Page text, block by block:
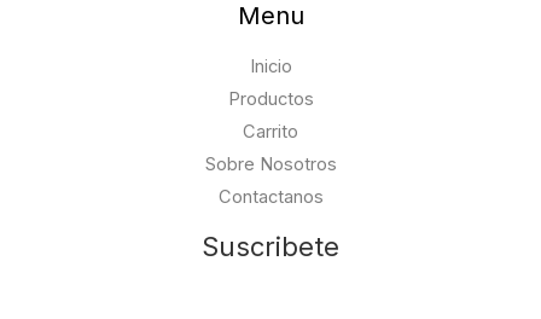
Menu
Inicio
Productos
Carrito
Sobre Nosotros
Contactanos
Suscribete